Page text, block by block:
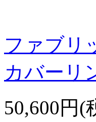
ファブリ
カバーリ
50,600円(